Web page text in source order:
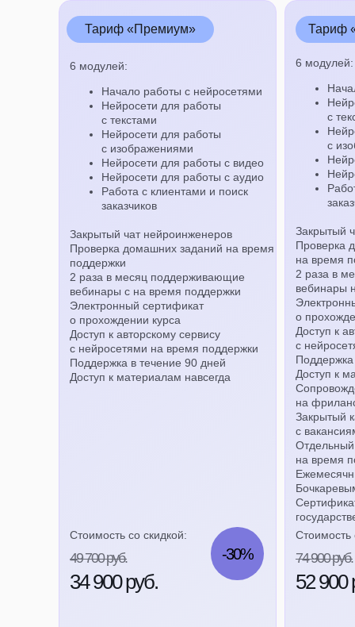
6 модулей:
с
с
Закрытый
Проверка
на время
2 раза в
вебинары
о
Доступ к
с
Доступ к
на
Закрытый
с
на время
-30% 74 900 руб.
52 900
Стоимость
49 700 руб.
34 900 руб.
6 модулей:
Начало работы с нейросетями
Нейросети для работы
с текстами
Нейросети для работы
с изображениями
Нейросети для работы с видео
Нейросети для работы с аудио
Работа с клиентами и поиск
заказчиков
Закрытый чат нейроинженеров
Проверка домашних заданий на время
поддержки
2 раза в месяц поддерживающие
вебинары с на время поддержки
Электронный сертификат
о прохождении курса
Доступ к авторскому сервису
с нейросетями на время поддержки
Поддержка в течение 90 дней
Доступ к материалам навсегда
Стоимость со скидкой:
Тариф «Премиум» Тариф